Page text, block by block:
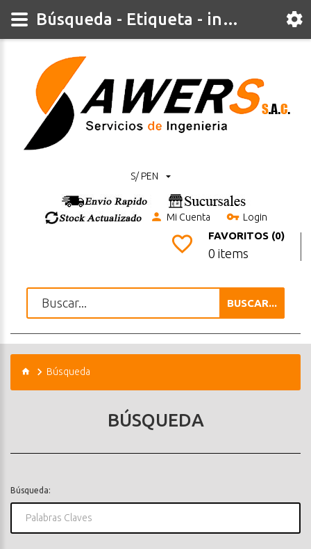
S/ PEN
Mi Cuenta Login
FAVORITOS (0)
0 items
BUSCAR...
Búsqueda
BÚSQUEDA
Búsqueda:
Búsqueda - Etiqueta - inteligente